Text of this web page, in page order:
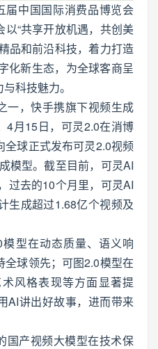
届中国国际消费品博览会
“共享开放机遇，共创美
品和前沿科技，着力打造
化新生态，为全球客商呈
科技魅力。
一，快手携旗下视频生成
4月15日，可灵2.0在消博
全球正式发布可灵2.0视频
模型。截至目前，可灵AI
过去的10个月里，可灵AI
生成超过1.68亿个视频及
型在动态质量、语义响
球领先；可图2.0模型在
风格表现等方面显著提
AI讲出好故事，进而带来
国产视频大模型在技术保